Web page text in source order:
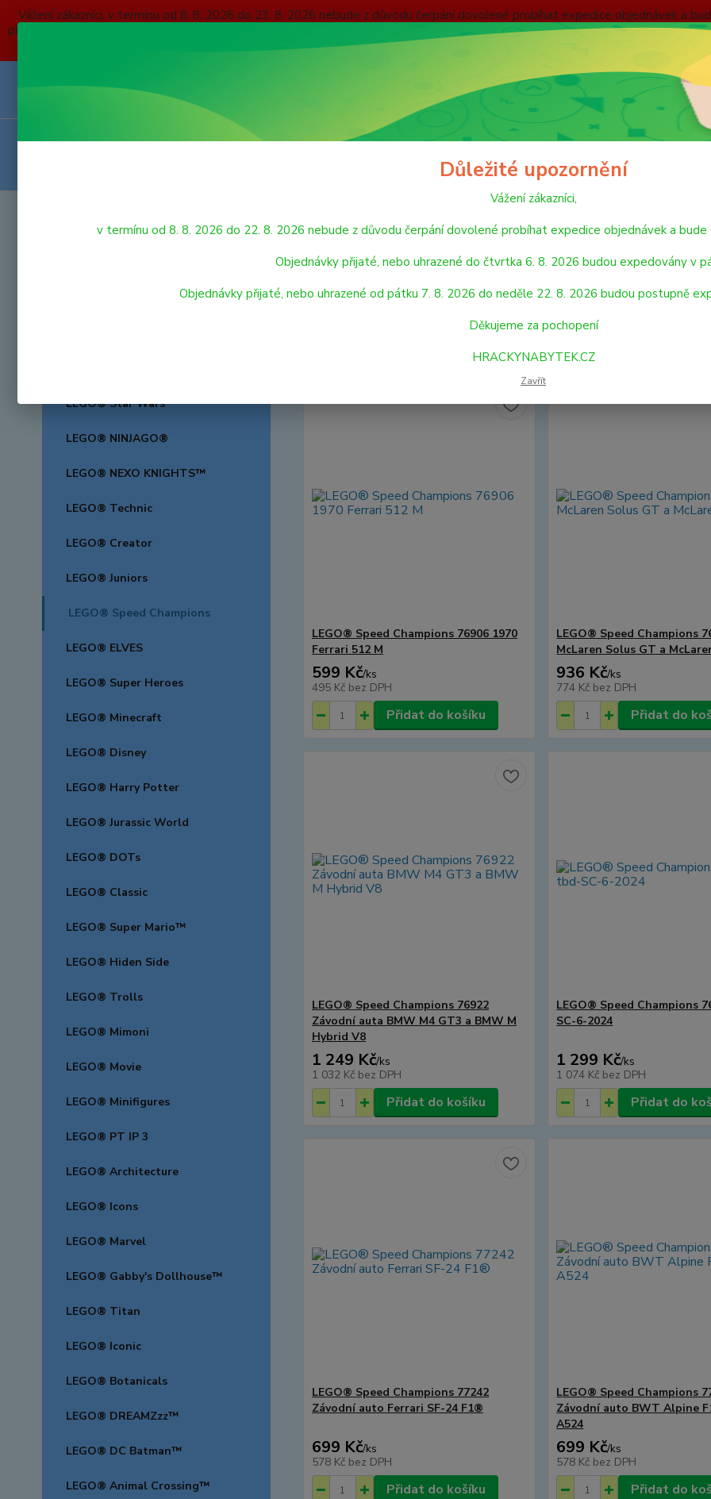
Vážení zákazníci, v termínu od 8. 8. 2026 do 23. 8. 2026 nebude z důvodu čerpání dovolené probíhat expedice objednávek a
přijaté, nebo uhrazené do čtvrtka 6. 8. 2026 budou expedovány v pátek 7. 8. 2026. Objednávky přijaté, nebo uhrazené od
pondělí 24. 8. 2026. Děkujeme za pochopení HRACKYNABYTEK.CZ
ZÁSADY OCHRANY OSOBNÍCH ÚDAJŮ
REKLAMAČNÍ ŘÁD
LEGO® Star Wars™
LEGO® NINJAGO®
LEGO® NEXO KNIGHTS™
LEGO® Technic
LEGO® Creator
LEGO® Juniors
LEGO® Speed Champions
LEGO® ELVES
LEGO® Super Heroes
LEGO® Minecraft
LEGO® Disney
LEGO® Harry Potter
LEGO® Jurassic World
LEGO® DOTs
LEGO® Classic
LEGO® Super Mario™
LEGO® Hiden Side
LEGO® Trolls
LEGO® Mimoni
LEGO® Movie
LEGO® Minifigures
LEGO® PT IP 3
LEGO® Architecture
LEGO® Icons
LEGO® Marvel
LEGO® Gabby's Dollhouse™
LEGO® Titan
LEGO® Iconic
LEGO® Botanicals
LEGO® DREAMZzz™
LEGO® DC Batman™
LEGO® Animal Crossing™
LEGO® Speed Champions
LEGO® Speed Champions 76906 1970
Ferrari 512 M
599 Kč/ks
495 Kč bez DPH
Přidat do košíku
LEGO® Speed Champions
McLaren Solus GT a
936 Kč/ks
774 Kč bez DPH
Přidat do
LEGO® Speed Champions 76922
Závodní auta BMW M4 GT3 a BMW M
Hybrid V8
1 249 Kč/ks
1 032 Kč bez DPH
Přidat do košíku
LEGO® Speed Champions
SC-6-2024
1 299 Kč/ks
1 074 Kč bez DPH
Přidat do
LEGO® Speed Champions 77242
Závodní auto Ferrari SF-24 F1®
699 Kč/ks
578 Kč bez DPH
Přidat do košíku
LEGO® Speed Champions
Závodní auto BWT Alpine
A524
699 Kč/ks
578 Kč bez DPH
Přidat do
Důležité upozornění
Vážení zákazníci,
v termínu od 8. 8. 2026 do 22. 8. 2026 nebude z důvodu čerpání dovolené probíhat expedice objednávek a bude
Objednávky přijaté, nebo uhrazené do čtvrtka 6. 8. 2026 budou expedovány v
Objednávky přijaté, nebo uhrazené od pátku 7. 8. 2026 do neděle 22. 8. 2026 budou postupně
Děkujeme za pochopení
HRACKYNABYTEK.CZ
Zavřít